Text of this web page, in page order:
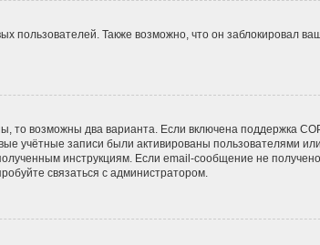
пользователей. Также возможно, что он заблокировал
то возможны два варианта. Если включена поддержка
учётные записи были активированы пользователями
инструкциям. Если email-сообщение не
связаться с администратором.